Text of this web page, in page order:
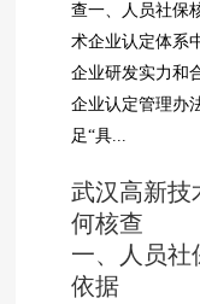
查一、人员社保
术企业认定体系
企业研发实力和
企业认定管理办
足“具...
武汉高新技
何核查
一、人员社
依据